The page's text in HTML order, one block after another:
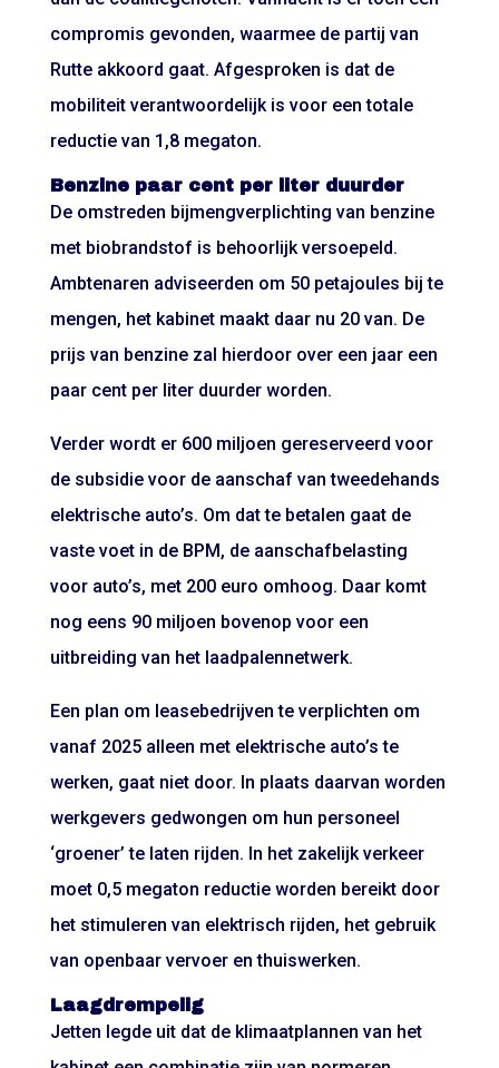
compromis gevonden, waarmee de partij van
Rutte akkoord gaat. Afgesproken is dat de
mobiliteit verantwoordelijk is voor een totale
reductie van 1,8 megaton.
Benzine paar cent per liter duurder
De omstreden bijmengverplichting van benzine
met biobrandstof is behoorlijk versoepeld.
Ambtenaren adviseerden om 50 petajoules bij te
mengen, het kabinet maakt daar nu 20 van. De
prijs van benzine zal hierdoor over een jaar een
paar cent per liter duurder worden.
Verder wordt er 600 miljoen gereserveerd voor
de subsidie voor de aanschaf van tweedehands
elektrische auto’s. Om dat te betalen gaat de
vaste voet in de BPM, de aanschafbelasting
voor auto’s, met 200 euro omhoog. Daar komt
nog eens 90 miljoen bovenop voor een
uitbreiding van het laadpalennetwerk.
Een plan om leasebedrijven te verplichten om
vanaf 2025 alleen met elektrische auto’s te
werken, gaat niet door. In plaats daarvan worden
werkgevers gedwongen om hun personeel
‘groener’ te laten rijden. In het zakelijk verkeer
moet 0,5 megaton reductie worden bereikt door
het stimuleren van elektrisch rijden, het gebruik
van openbaar vervoer en thuiswerken.
Laagdrempelig
Jetten legde uit dat de klimaatplannen van het